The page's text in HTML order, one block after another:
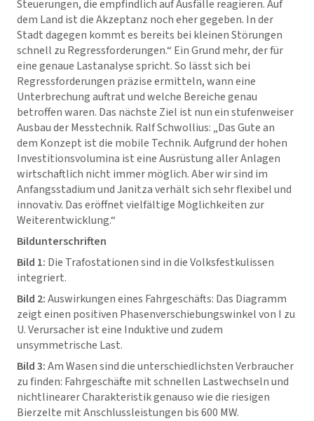
Steuerungen, die empfindlich auf Ausfälle reagieren. Auf
dem Land ist die Akzeptanz noch eher gegeben. In der
Stadt dagegen kommt es bereits bei kleinen Störungen
schnell zu Regressforderungen.“ Ein Grund mehr, der für
eine genaue Lastanalyse spricht. So lässt sich bei
Regressforderungen präzise ermitteln, wann eine
Unterbrechung auftrat und welche Bereiche genau
betroffen waren. Das nächste Ziel ist nun ein stufenweiser
Ausbau der Messtechnik. Ralf Schwollius: „Das Gute an
dem Konzept ist die mobile Technik. Aufgrund der hohen
Investitionsvolumina ist eine Ausrüstung aller Anlagen
wirtschaftlich nicht immer möglich. Aber wir sind im
Anfangsstadium und Janitza verhält sich sehr flexibel und
innovativ. Das eröffnet vielfältige Möglichkeiten zur
Weiterentwicklung.“
Bildunterschriften
Bild 1: Die Trafostationen sind in die Volksfestkulissen
integriert.
Bild 2:Auswirkungen eines Fahrgeschäfts: Das Diagramm
zeigt einen positiven Phasenverschiebungswinkel von I zu
U. Verursacher ist eine Induktive und zudem
unsymmetrische Last.
Bild 3:Am Wasen sind die unterschiedlichsten Verbraucher
zu finden: Fahrgeschäfte mit schnellen Lastwechseln und
nichtlinearer Charakteristik genauso wie die riesigen
Bierzelte mit Anschlussleistungen bis 600 MW.